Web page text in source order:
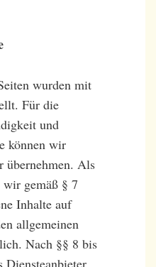
wurden mit
Für die
und
können wir
übernehmen. Als
gemäß § 7
Inhalte auf
allgemeinen
Nach §§ 8 bis